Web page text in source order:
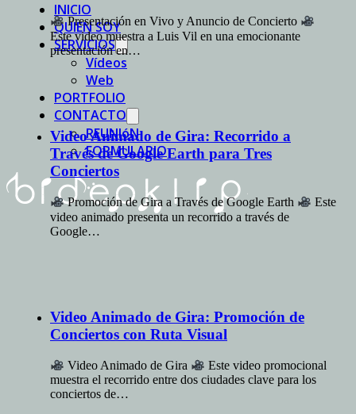
INICIO
QUIEN SOY
SERVICIOS
Vídeos
Web
PORTFOLIO
CONTACTO
REUNIóN
FORMULARIO
Presentación en Vivo y Anuncio de Concierto
Este video muestra a Luis Vil en una emocionante
presentación en…
Video Animado de Gira: Recorrido a
Través de Google Earth para Tres
Conciertos
Promoción de Gira a Través de Google Earth
Este
video animado presenta un recorrido a través de
Google…
Video Animado de Gira: Promoción de
Conciertos con Ruta Visual
Video Animado de Gira
Este video promocional
muestra el recorrido entre dos ciudades clave para los
conciertos de…